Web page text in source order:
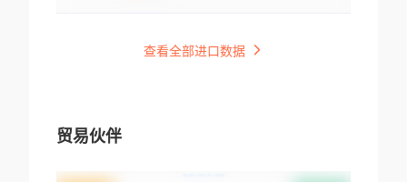
查看全部进口数据
贸易伙伴